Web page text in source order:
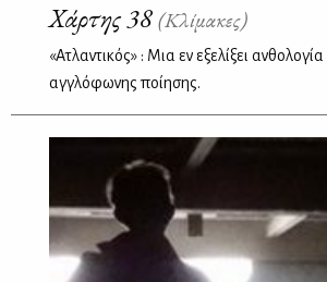
Χάρτης 38 (Κλίμακες)
«Ατλαντικός» : Μια εν εξελίξει
αγγλόφωνης ποίησης.